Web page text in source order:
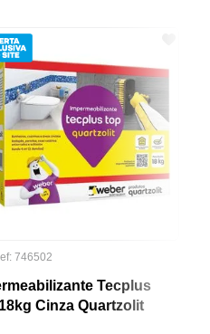
746502
Tecplus
Cinza Quartzolit